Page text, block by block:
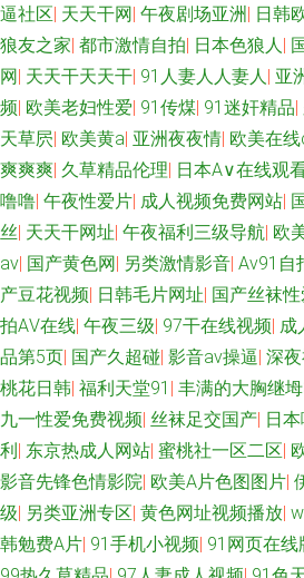
逼社区| 天天干网| 午夜剧场亚洲 | 日韩
狼友之家| 都市激情自拍| 日本色狼人|
网| 天天干天天干| 91人妻人人妻人| 亚
频| 欧美老妇性爱| 91传煤| 91迷奸精品|
天草屄| 欧美黄a| 亚洲夜夜情| 欧美在线
爽爽爽| 久草精品伦理| 日本A∨在线观
噜噜| 午夜性爱片| 成人视频免费网站|
丝| 天天干网址| 午夜福利三级导航| 欧
av| 国产黄色网| 另类激情影音| Av91自
产豆花视频| 日韩毛片网址| 国产丝袜性
拍AⅤ在线| 午夜三级| 97干在线视频| 成
品第5页| 国产久超碰| 影音av操逼| 深
桃花日韩| 福利天堂91 | 丰满的大胸继
九一性爱免费视频| 丝袜足交国产| 日
利| 东京热成人网站| 蜜桃社一区二区|
影音先锋色情影院| 欧美A片色图图片|
级| 另类亚洲专区| 黄色网址视频播放|
韩勉费A片| 91手机小视频| 91网页在线